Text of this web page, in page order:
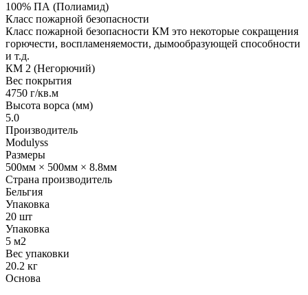
100% ПА (Полиамид)
Класс пожарной безопасности
Класс пожарной безопасности КМ это некоторые сокращения
горючести, воспламеняемости, дымообразующей способности
и т.д.
КМ 2 (Негорючий)
Вес покрытия
4750 г/кв.м
Высота ворса (мм)
5.0
Производитель
Modulyss
Размеры
500мм × 500мм × 8.8мм
Страна производитель
Бельгия
Упаковка
20 шт
Упаковка
5 м2
Вес упаковки
20.2 кг
Основа